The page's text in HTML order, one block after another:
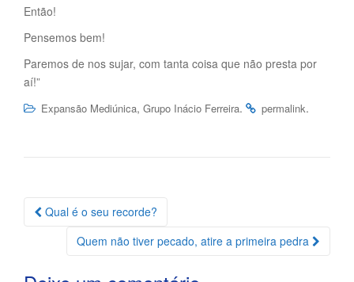
Então!
Pensemos bem!
Paremos de nos sujar, com tanta coisa que não presta por
aí!”
Expansão Mediúnica, Grupo Inácio Ferreira. permalink.
Navegação
Postagem
Qual é o seu recorde?
Quem não tiver pecado, atire a primeira pedra